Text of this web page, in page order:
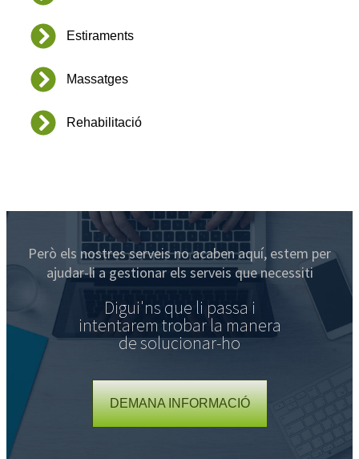
Estiraments
Massatges
Rehabilitació
Però els nostres serveis no acaben aquí, estem per
ajudar-li a gestionar els serveis que necessiti
Digui'ns que li passa i
intentarem trobar la manera
de solucionar-ho
DEMANA INFORMACIÓ